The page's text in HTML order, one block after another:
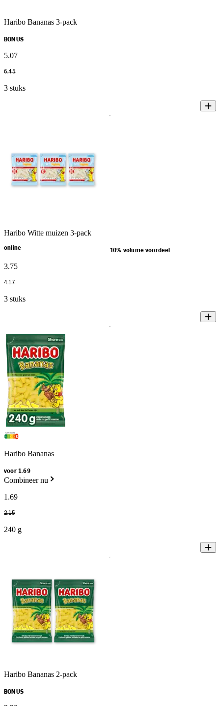
Haribo Bananas 3-pack
BONUS
5.07
6.45
3 stuks
Haribo Witte muizen 3-pack
online 10% volume voordeel
3.75
4.17
3 stuks
Haribo Bananas
voor 1.69
Combineer nu
1 .69
2.15
240 g
Haribo Bananas 2-pack
BONUS